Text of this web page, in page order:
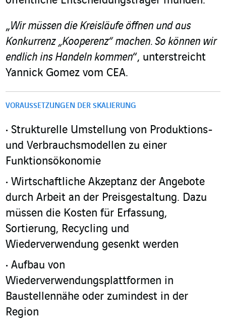
„Wir müssen die Kreisläufe öffnen und aus
Konkurrenz „Kooperenz“ machen. So können wir
endlich ins Handeln kommen“, unterstreicht
Yannick Gomez vom CEA.
VORAUSSETZUNGEN DER SKALIERUNG
Strukturelle Umstellung von Produktions-
und Verbrauchsmodellen zu einer
Funktionsökonomie
Wirtschaftliche Akzeptanz der Angebote
durch Arbeit an der Preisgestaltung. Dazu
müssen die Kosten für Erfassung,
Sortierung, Recycling und
Wiederverwendung gesenkt werden
Aufbau von
Wiederverwendungsplattformen in
Baustellennähe oder zumindest in der
Region